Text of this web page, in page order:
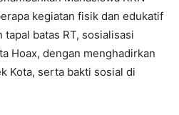
kegiatan fisik dan edukatif
batas RT, sosialisasi
Hoax, dengan menghadirkan
Kota, serta bakti sosial di